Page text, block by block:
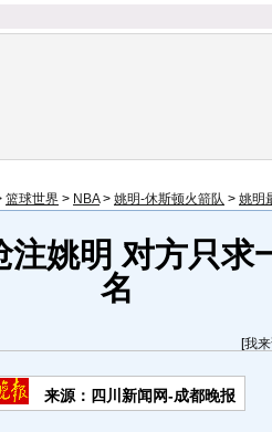
篮球世界 > NBA> 姚明-休斯顿火箭队 > 姚明
注姚明 对方只求
名
[我
来源：四川新闻网-成都晚报